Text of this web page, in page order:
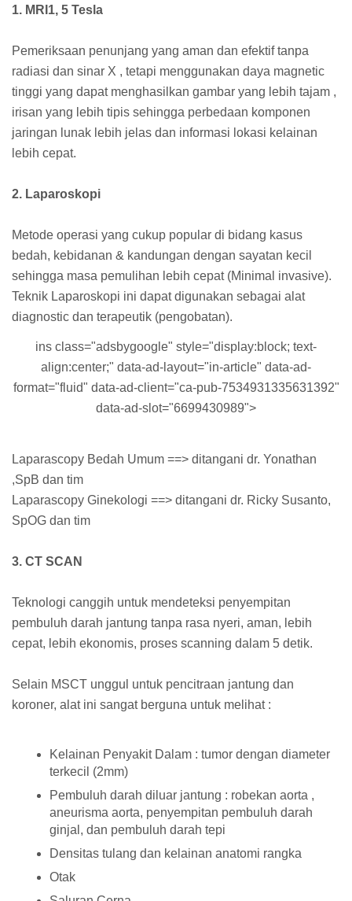
1. MRI1, 5 Tesla
Pemeriksaan penunjang yang aman dan efektif tanpa
radiasi dan sinar X , tetapi menggunakan daya magnetic
tinggi yang dapat menghasilkan gambar yang lebih tajam ,
irisan yang lebih tipis sehingga perbedaan komponen
jaringan lunak lebih jelas dan informasi lokasi kelainan
lebih cepat.
2. Laparoskopi
Metode operasi yang cukup popular di bidang kasus
bedah, kebidanan & kandungan dengan sayatan kecil
sehingga masa pemulihan lebih cepat (Minimal invasive).
Teknik Laparoskopi ini dapat digunakan sebagai alat
diagnostic dan terapeutik (pengobatan).
ins class="adsbygoogle" style="display:block; text-
align:center;" data-ad-layout="in-article" data-ad-
format="fluid" data-ad-client="ca-pub-7534931335631392"
data-ad-slot="6699430989">
Laparascopy Bedah Umum ==> ditangani dr. Yonathan
,SpB dan tim
Laparascopy Ginekologi ==> ditangani dr. Ricky Susanto,
SpOG dan tim
3. CT SCAN
Teknologi canggih untuk mendeteksi penyempitan
pembuluh darah jantung tanpa rasa nyeri, aman, lebih
cepat, lebih ekonomis, proses scanning dalam 5 detik.
Selain MSCT unggul untuk pencitraan jantung dan
koroner, alat ini sangat berguna untuk melihat :
Kelainan Penyakit Dalam : tumor dengan diameter
terkecil (2mm)
Pembuluh darah diluar jantung : robekan aorta ,
aneurisma aorta, penyempitan pembuluh darah
ginjal, dan pembuluh darah tepi
Densitas tulang dan kelainan anatomi rangka
Otak